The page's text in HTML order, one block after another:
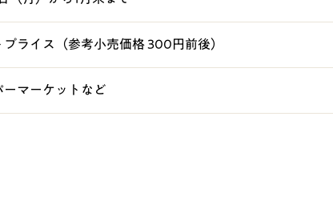
プライス（参考小売価格 300円前後）
ーマーケットなど